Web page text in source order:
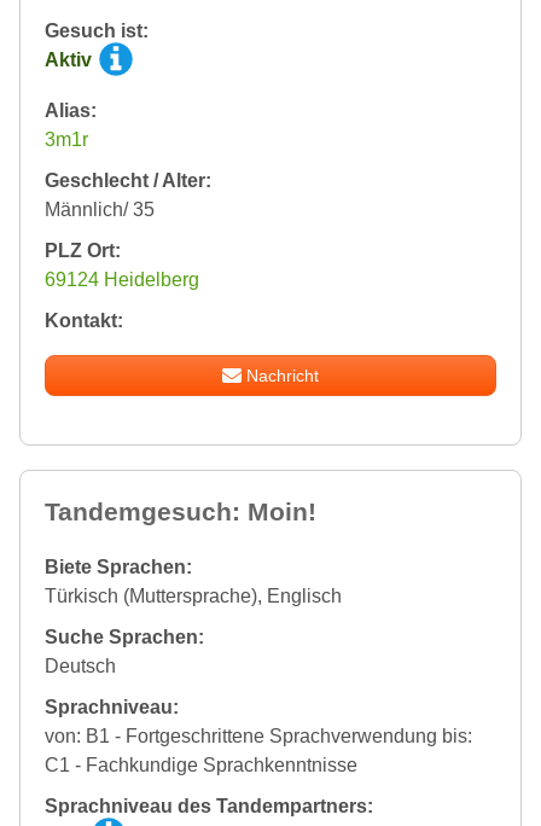
Gesuch ist:
Aktiv
Alias:
3m1r
Geschlecht / Alter:
Männlich/ 35
PLZ Ort:
69124 Heidelberg
Kontakt:
Nachricht
Tandemgesuch: Moin!
Biete Sprachen:
Türkisch (Muttersprache), Englisch
Suche Sprachen:
Deutsch
Sprachniveau:
von: B1 - Fortgeschrittene Sprachverwendung bis:
C1 - Fachkundige Sprachkenntnisse
Sprachniveau des Tandempartners: